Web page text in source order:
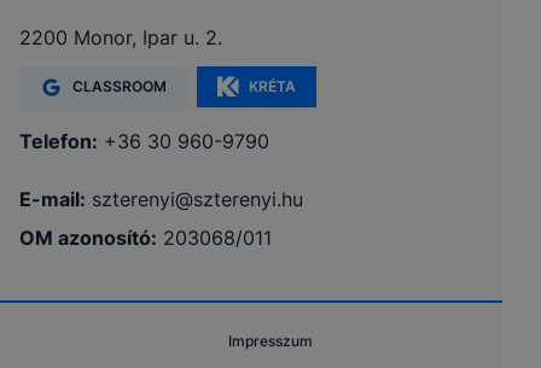
2200 Monor, Ipar u. 2.
CLASSROOM KRÉTA
Telefon: +36 30 960-9790
E-mail: szterenyi@szterenyi.hu
OM azonosító: 203068/011
Impresszum